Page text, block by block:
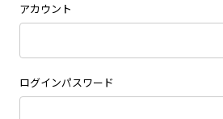
アカウント
ログインパスワード